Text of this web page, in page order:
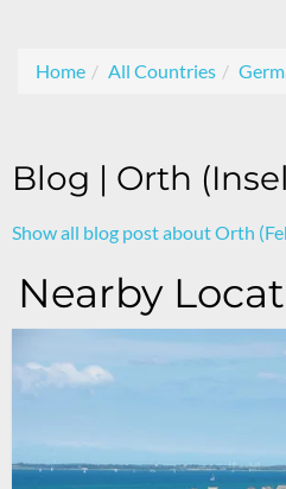
Home All Countries
Blog | Orth
Show all blog post about Orth
Nearby